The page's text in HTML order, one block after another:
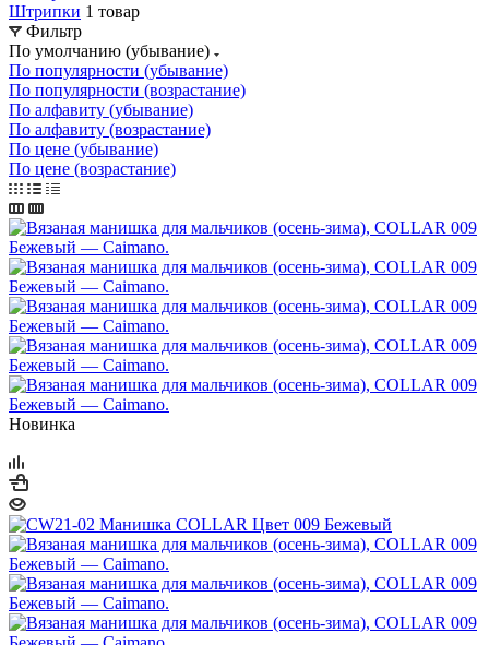
Штрипки 1 товар
Фильтр
По умолчанию (убывание)
По популярности (убывание)
По популярности (возрастание)
По алфавиту (убывание)
По алфавиту (возрастание)
По цене (убывание)
По цене (возрастание)
Новинка